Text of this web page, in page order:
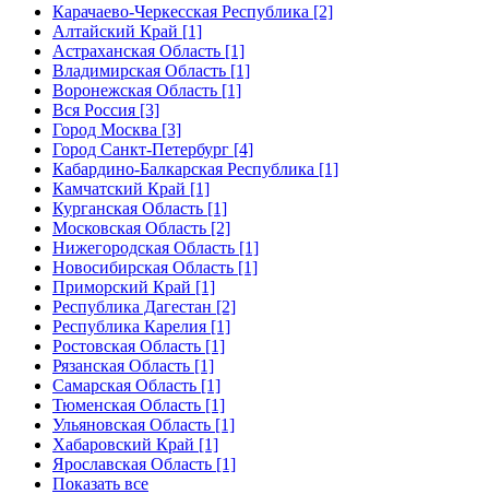
Карачаево-Черкесская Республика [2]
Алтайский Край [1]
Астраханская Область [1]
Владимирская Область [1]
Воронежская Область [1]
Вся Россия [3]
Город Москва [3]
Город Санкт-Петербург [4]
Кабардино-Балкарская Республика [1]
Камчатский Край [1]
Курганская Область [1]
Московская Область [2]
Нижегородская Область [1]
Новосибирская Область [1]
Приморский Край [1]
Республика Дагестан [2]
Республика Карелия [1]
Ростовская Область [1]
Рязанская Область [1]
Самарская Область [1]
Тюменская Область [1]
Ульяновская Область [1]
Хабаровский Край [1]
Ярославская Область [1]
Показать все